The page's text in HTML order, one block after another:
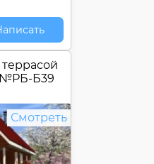
№РБ-Б39
Смотреть